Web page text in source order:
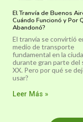
El Tranvía de Buenos
Cuándo Funcionó y Por
Abandonó?
El tranvía se convirtió
medio de transporte
fundamental en la
durante gran parte del
XX. Pero por qué se
usar?
Leer Más »